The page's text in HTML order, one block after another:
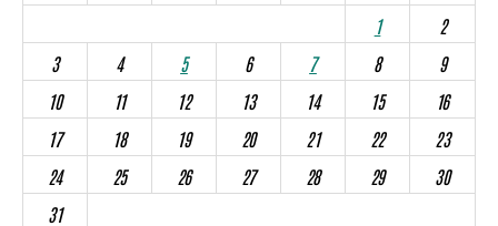
1
2
3
4 5 6 7 8
9
10
11 12 13 14 15
16
17
18 19 20 21 22
23
24
25 26 27 28 29
30
31